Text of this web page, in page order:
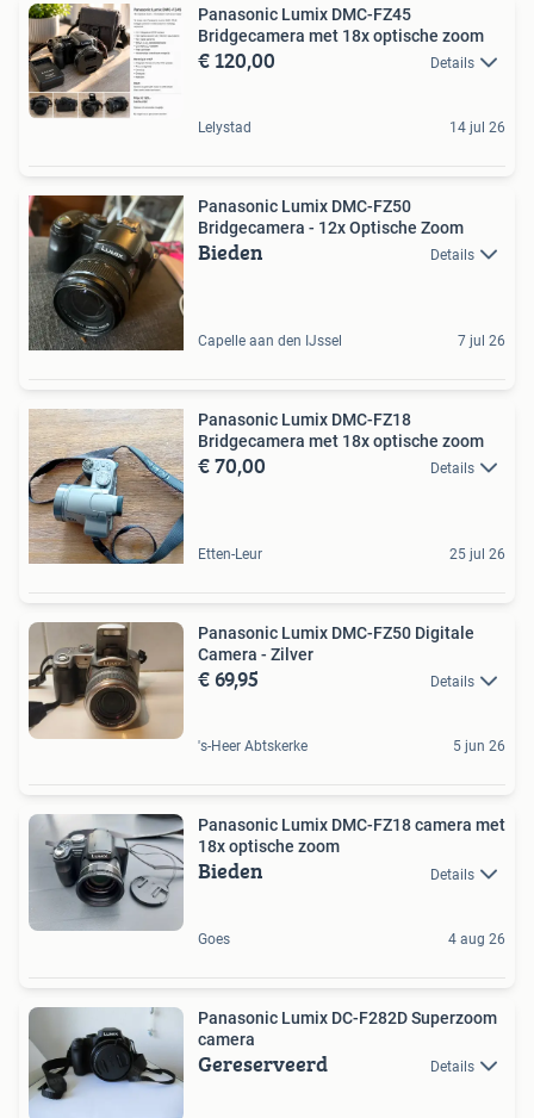
Panasonic Lumix DMC-FZ45
Bridgecamera met 18x optische zoom
€ 120,00 Details
Lelystad 14 jul 26
Panasonic Lumix DMC-FZ50
Bridgecamera - 12x Optische Zoom
Bieden Details
Capelle aan den IJssel 7 jul 26
Panasonic Lumix DMC-FZ18
Bridgecamera met 18x optische zoom
€ 70,00 Details
Etten-Leur 25 jul 26
Panasonic Lumix DMC-FZ50 Digitale
Camera - Zilver
€ 69,95 Details
's-Heer Abtskerke 5 jun 26
Panasonic Lumix DMC-FZ18 camera met
18x optische zoom
Bieden Details
Goes 4 aug 26
Panasonic Lumix DC-F282D Superzoom
camera
Gereserveerd Details